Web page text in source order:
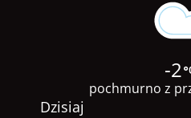
-2
pochmurno z
Dzisiaj